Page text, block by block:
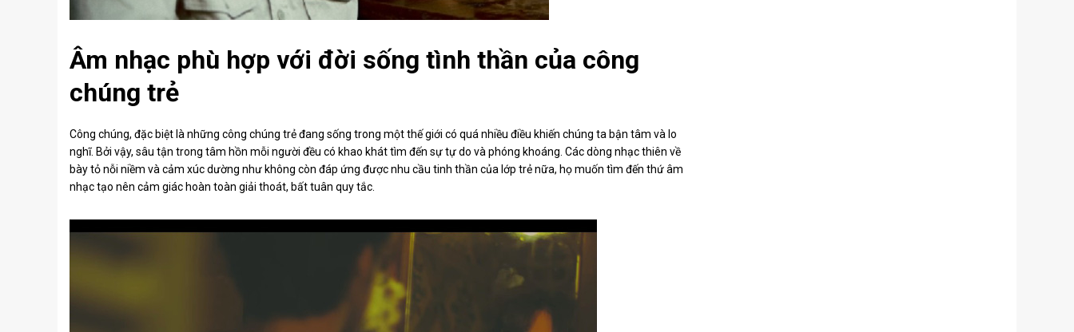
Âm nhạc phù hợp với đời sống tình thần của công
chúng trẻ
Công chúng, đặc biệt là những công chúng trẻ đang sống trong một thế giới có quá nhiều điều khiến chúng ta bận tâm và lo
nghĩ. Bởi vậy, sâu tận trong tâm hồn mỗi người đều có khao khát tìm đến sự tự do và phóng khoáng. Các dòng nhạc thiên về
bày tỏ nỗi niềm và cảm xúc dường như không còn đáp ứng được nhu cầu tinh thần của lớp trẻ nữa, họ muốn tìm đến thứ âm
nhạc tạo nên cảm giác hoàn toàn giải thoát, bất tuân quy tắc.